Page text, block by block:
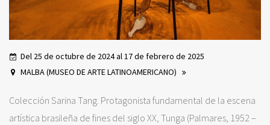
Del 25 de octubre de 2024 al 17 de febrero de 2025
MALBA (MUSEO DE ARTE LATINOAMERICANO)
Colección Sarina Tang. Protagonista fundamental de la escena
artística brasileña de fines del siglo XX, Tunga (Palmares, 1952 –